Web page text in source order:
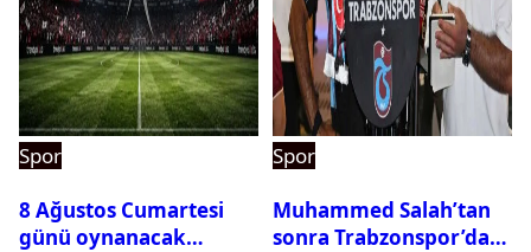
Spor
8 Ağustos Cumartesi
günü oynanacak
Spor
Muhammed Salah’tan
sonra Trabzonspor’dan